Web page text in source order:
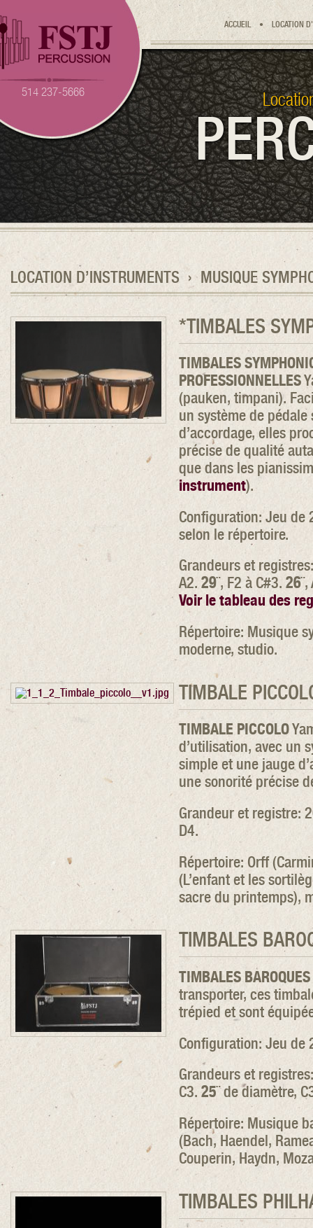
514 237-5666
ACCUEIL • LOCATION
LOCATION D’INSTRUMENTS ›MUSIQUE
*TIMBALES
TIMBALES
PROFESSIONNELLES
(pauken, timpani).
un système de
d’accordage, elles
précise de qualité
que dans les
instrument).
Configuration: Jeu de
selon le répertoire.
Grandeurs et
A2. 29¨, F2 à C#3. 26
Voir le tableau des
Répertoire: Musique
moderne, studio.
TIMBALE
TIMBALE PICCOLO
d’utilisation, avec un
simple et une jauge
une sonorité précise
Grandeur et registre:
D4.
Répertoire: Orff
(L’enfant et les
sacre du printemps),
TIMBALES
TIMBALES BAROQUES
transporter, ces
trépied et sont
Configuration: Jeu de
Grandeurs et
C3. 25¨ de diamètre,
Répertoire: Musique
(Bach, Haendel,
Couperin, Haydn,
TIMBALES